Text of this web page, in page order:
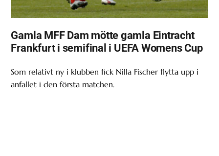
Gamla MFF Dam mötte gamla Eintracht
Frankfurt i semifinal i UEFA Womens Cup
Som relativt ny i klubben fick Nilla Fischer flytta upp i
anfallet i den första matchen.